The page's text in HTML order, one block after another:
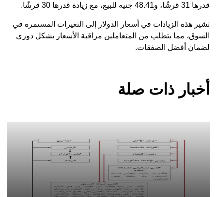
قدرها 31 قرشًا، و48.41 جنيه للبيع، مع زيادة قدرها 30 قرشًا.
تشير هذه الزيادات في أسعار الدولار إلى التغيرات المستمرة في
السوق، مما يتطلب من المتعاملين مراقبة الأسعار بشكل دوري
لضمان أفضل الصفقات.
أخبار ذات صلة